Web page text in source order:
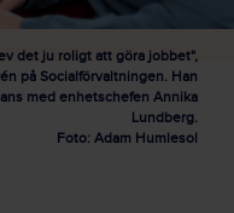
det ju roligt att göra jobbet",
på Socialförvaltningen. Han
med enhetschefen Annika
Lundberg.
Foto: Adam Humlesol